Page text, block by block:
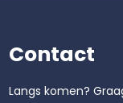
Contact
Langs komen?